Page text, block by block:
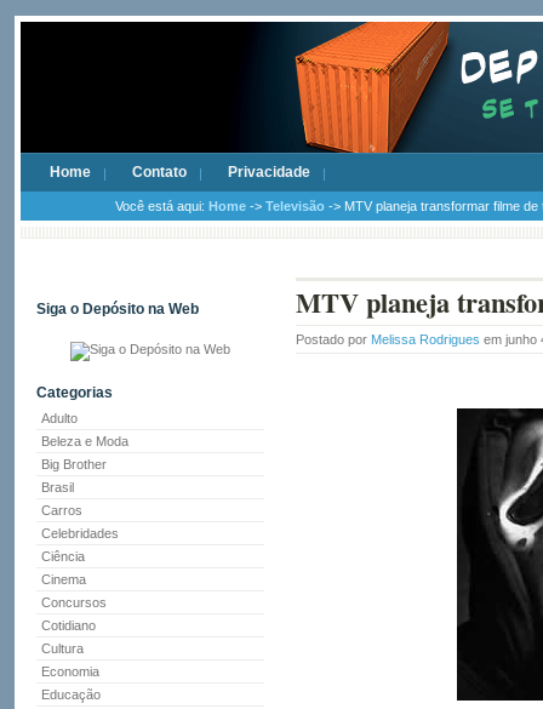
Home Contato Privacidade
Você está aqui: Home -> Televisão -> MTV planeja transformar filme
Siga o Depósito na Web
Categorias
Adulto
Beleza e Moda
Big Brother
Brasil
Carros
Celebridades
Ciência
Cinema
Concursos
Cotidiano
Cultura
Economia
Educação
MTV planeja
Postado por Melissa Rodrigues em junho